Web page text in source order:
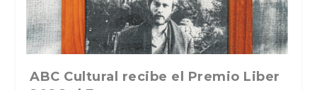
La verdadera odisea del espacio en
ABC Cultural recibe el Premio Liber
La cultura de la transgresión.